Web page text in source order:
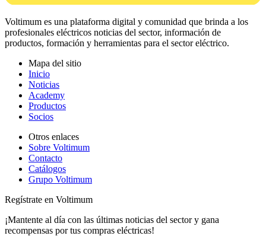
Voltimum es una plataforma digital y comunidad que brinda a los
profesionales eléctricos noticias del sector, información de
productos, formación y herramientas para el sector eléctrico.
Mapa del sitio
Inicio
Noticias
Academy
Productos
Socios
Otros enlaces
Sobre Voltimum
Contacto
Catálogos
Grupo Voltimum
Regístrate en Voltimum
¡Mantente al día con las últimas noticias del sector y gana
recompensas por tus compras eléctricas!